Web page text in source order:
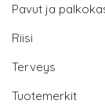
Pavut ja
Riisi
Terveys
Tuotemerkit